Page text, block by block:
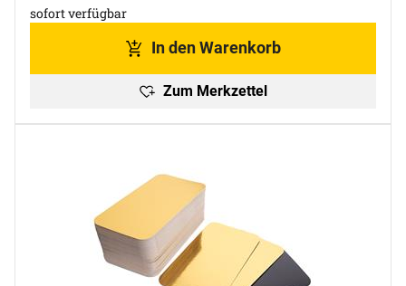
sofort verfügbar
In den Warenkorb
Zum Merkzettel